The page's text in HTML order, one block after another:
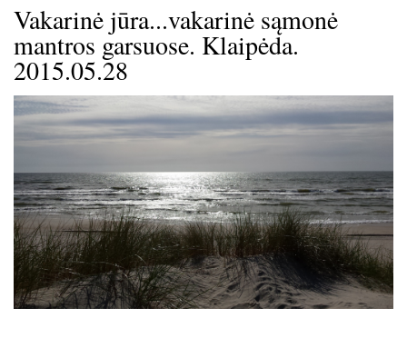
Vakarinė jūra...vakarinė sąmonė
mantros garsuose. Klaipėda.
2015.05.28
Image